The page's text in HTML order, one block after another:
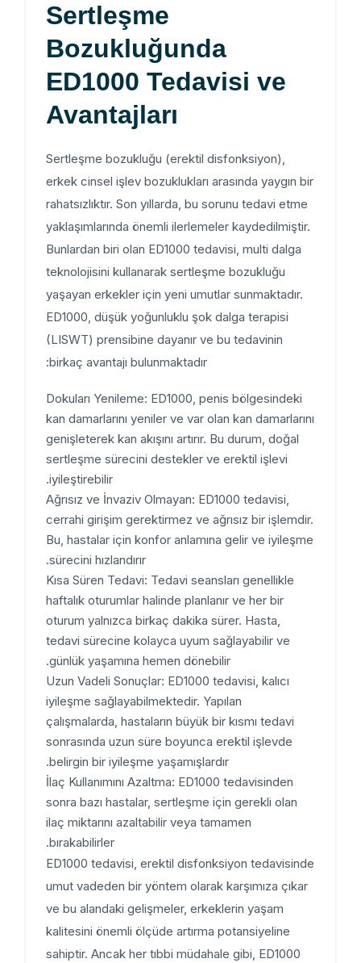
Sertleşme
Bozukluğunda
ED1000 Tedavisi ve
Avantajları
Sertleşme bozukluğu (erektil disfonksiyon),
erkek cinsel işlev bozuklukları arasında yaygın bir
rahatsızlıktır. Son yıllarda, bu sorunu tedavi etme
yaklaşımlarında önemli ilerlemeler kaydedilmiştir.
Bunlardan biri olan ED1000 tedavisi, multi dalga
teknolojisini kullanarak sertleşme bozukluğu
yaşayan erkekler için yeni umutlar sunmaktadır.
ED1000, düşük yoğunluklu şok dalga terapisi
(LISWT) prensibine dayanır ve bu tedavinin
birkaç avantajı bulunmaktadır:
Dokuları Yenileme: ED1000, penis bölgesindeki
kan damarlarını yeniler ve var olan kan damarlarını
genişleterek kan akışını artırır. Bu durum, doğal
sertleşme sürecini destekler ve erektil işlevi
iyileştirebilir.
Ağrısız ve İnvaziv Olmayan: ED1000 tedavisi,
cerrahi girişim gerektirmez ve ağrısız bir işlemdir.
Bu, hastalar için konfor anlamına gelir ve iyileşme
sürecini hızlandırır.
Kısa Süren Tedavi: Tedavi seansları genellikle
haftalık oturumlar halinde planlanır ve her bir
oturum yalnızca birkaç dakika sürer. Hasta,
tedavi sürecine kolayca uyum sağlayabilir ve
günlük yaşamına hemen dönebilir.
Uzun Vadeli Sonuçlar: ED1000 tedavisi, kalıcı
iyileşme sağlayabilmektedir. Yapılan
çalışmalarda, hastaların büyük bir kısmı tedavi
sonrasında uzun süre boyunca erektil işlevde
belirgin bir iyileşme yaşamışlardır.
İlaç Kullanımını Azaltma: ED1000 tedavisinden
sonra bazı hastalar, sertleşme için gerekli olan
ilaç miktarını azaltabilir veya tamamen
bırakabilirler.
ED1000 tedavisi, erektil disfonksiyon tedavisinde
umut vadeden bir yöntem olarak karşımıza çıkar
ve bu alandaki gelişmeler, erkeklerin yaşam
kalitesini önemli ölçüde artırma potansiyeline
sahiptir. Ancak her tıbbi müdahale gibi, ED1000